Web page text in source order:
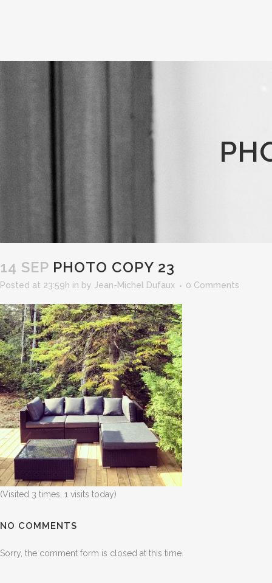
14 SEP PHOTO COPY 23
Posted at 23:59h in by Jean-Michel Dufaux 0 Comments
(Visited 3 times, 1 visits today)
NO COMMENTS
Sorry, the comment form is closed at this time.